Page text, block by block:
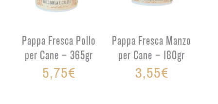
Pappa Fresca Pollo
per Cane – 365gr
5,75€
Pappa Fresca Manzo
per Cane – 180gr
3,55€